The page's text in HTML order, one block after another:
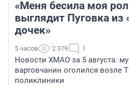
«Меня бесила моя
выглядит Пуговка из
дочек»
5 часов 2 379 1
Новости ХМАО за 5 августа:
вартовчанин оголился возле
поликлиники